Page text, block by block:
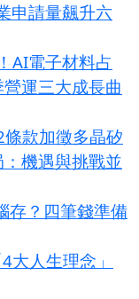
申請量飆升六
AI電子材料占
運三大成長曲
條款加徵多晶矽
機遇與挑戰並
存？四筆錢準備
大人生理念」